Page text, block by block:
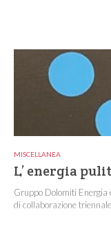
MISCELLANEA
L’ energia
Gruppo Dolomiti Energia
di collaborazione triennale